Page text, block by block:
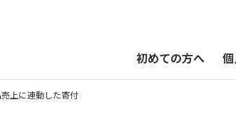
初めての方へ
上に連動した寄付